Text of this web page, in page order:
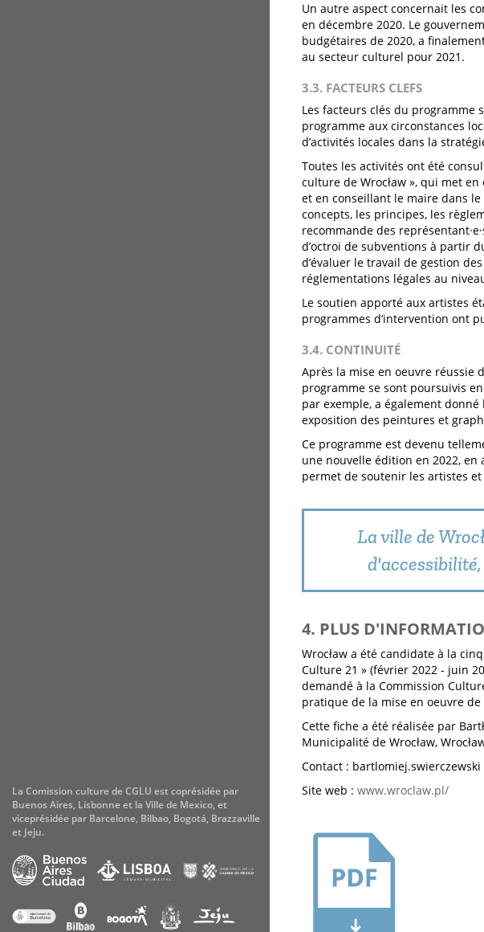
La Comission culture de CGLU est coprésidée par
Buenos Aires, Lisbonne et la Ville de Mexico, et
viceprésidée par Barcelone, Bilbao, Bogotá, Brazzaville
et Jeju.
Un autre aspect concernait les
en décembre 2020. Le
budgétaires de 2020, a
au secteur culturel pour 2021.
3.3. FACTEURS CLEFS
Les facteurs clés du programme
programme aux circonstances
d’activités locales dans la
Toutes les activités ont été
culture de Wrocław », qui met
et en conseillant le maire dans
concepts, les principes, les
recommande des
d’octroi de subventions à partir
d’évaluer le travail de gestion
réglementations légales au
Le soutien apporté aux artistes
programmes d’intervention ont
3.4. CONTINUITÉ
Après la mise en oeuvre réussie
programme se sont poursuivis en
par exemple, a également
exposition des peintures et
Ce programme est devenu
une nouvelle édition en 2022, en
permet de soutenir les artistes
La ville de
4. PLUS
Wrocław a été candidate à la
Culture 21 » (février 2022 - juin
demandé à la Commission
pratique de la mise en oeuvre de
Cette fiche a été réalisée par
Municipalité de Wrocław,
Contact :
Site web : www.wroclaw.pl/